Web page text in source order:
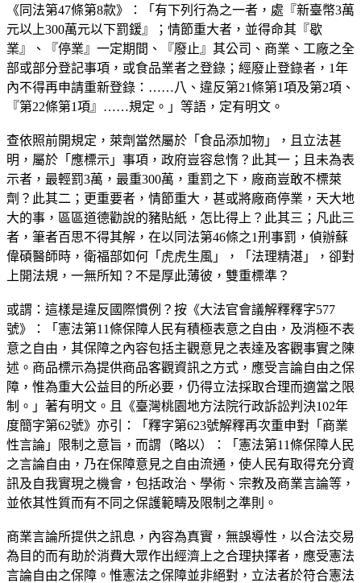
《同法第47條第8款》：「有下列行為之一者，處『新臺幣3萬
元以上300萬元以下罰鍰』；情節重大者，並得命其『歇
業』、『停業』一定期間、『廢止』其公司、商業、工廠之全
部或部分登記事項，或食品業者之登錄；經廢止登錄者，1年
內不得再申請重新登錄：……八、違反第21條第1項及第2項、
『第22條第1項』……規定。」等語，定有明文。
查依照前開規定，萊劑當然屬於「食品添加物」，且立法甚
明，屬於「應標示」事項，政府豈容怠惰？此其一；且未為表
示者，最輕罰3萬，最重300萬，重罰之下，廠商豈敢不標萊
劑？此其二；更重要者，情節重大，甚或將廠商停業，天大地
大的事，區區道德勸說的豬貼紙，怎比得上？此其三；凡此三
者，筆者百思不得其解，在以同法第46條之1刑事罰，偵辦蘇
偉碩醫師時，衛福部如何「虎虎生風」，「法理精湛」，卻對
上開法規，一無所知？不是厚此薄彼，雙重標準？
或謂：這樣是違反國際慣例？按《大法官會議解釋釋字577
號》：「憲法第11條保障人民有積極表意之自由，及消極不表
意之自由，其保障之內容包括主觀意見之表達及客觀事實之陳
述。商品標示為提供商品客觀資訊之方式，應受言論自由之保
障，惟為重大公益目的所必要，仍得立法採取合理而適當之限
制。」著有明文。且《臺灣桃園地方法院行政訴訟判決102年
度簡字第62號》亦引：「釋字第623號解釋再次重申對「商業
性言論」限制之意旨，而謂（略以）：「憲法第11條保障人民
之言論自由，乃在保障意見之自由流通，使人民有取得充分資
訊及自我實現之機會，包括政治、學術、宗教及商業言論等，
並依其性質而有不同之保護範疇及限制之準則。
商業言論所提供之訊息，內容為真實，無誤導性，以合法交易
為目的而有助於消費大眾作出經濟上之合理抉擇者，應受憲法
言論自由之保障。惟憲法之保障並非絕對，立法者於符合憲法